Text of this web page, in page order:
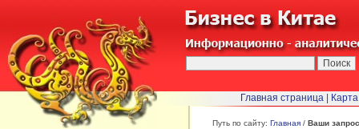
БЫСТРЫЙ ПЕРЕХОД : Путь по сайту: Главная / Ваши
Главная страница